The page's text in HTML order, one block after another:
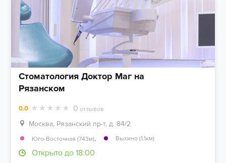
Стоматология Доктор Маг на
Рязанском
0.0 0 отзывов
Москва, Рязанский пр-т, д. 84/2
Юго-Восточная (743м), Выхино (1.1км)
Открыто до 18:00